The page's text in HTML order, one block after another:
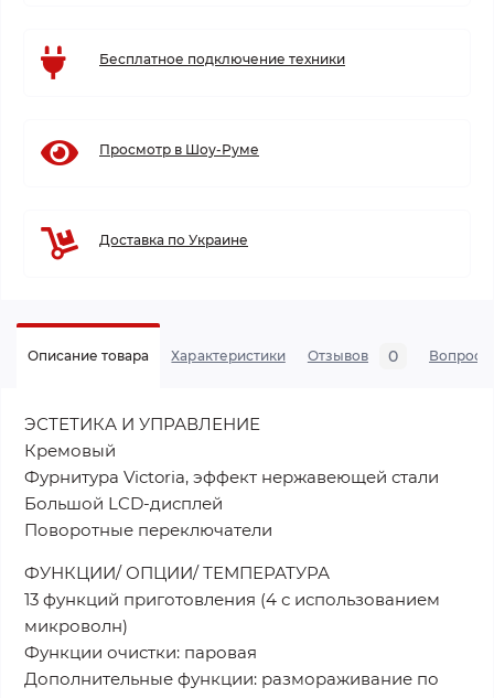
Бесплатное подключение техники
Просмотр в Шоу-Руме
Доставка по Украине
Описание товара Характеристики Отзывов 0 Вопросы
ЭСТЕТИКА И УПРАВЛЕНИЕ
Кремовый
Фурнитура Victoria, эффект нержавеющей стали
Большой LCD-дисплей
Поворотные переключатели
ФУНКЦИИ/ ОПЦИИ/ ТЕМПЕРАТУРА
13 функций приготовления (4 с использованием
микроволн)
Функции очистки: паровая
Дополнительные функции: размораживание по